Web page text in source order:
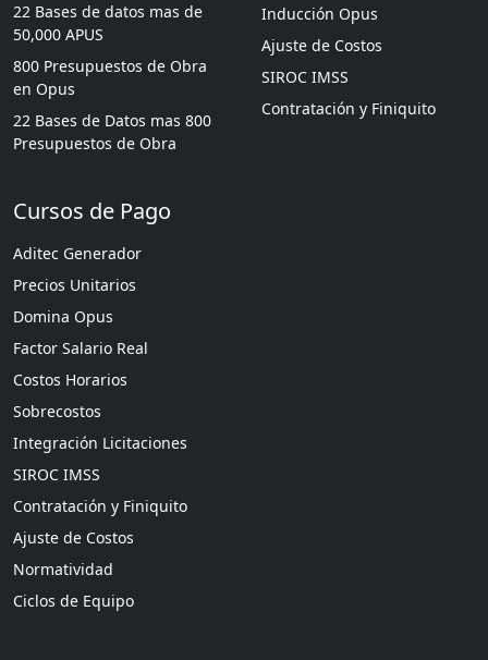
22 Bases de datos mas de
50,000 APUS
800 Presupuestos de Obra
en Opus
22 Bases de Datos mas 800
Presupuestos de Obra
Inducción Opus
Ajuste de Costos
SIROC IMSS
Contratación y Finiquito
Cursos de Pago
Aditec Generador
Precios Unitarios
Domina Opus
Factor Salario Real
Costos Horarios
Sobrecostos
Integración Licitaciones
SIROC IMSS
Contratación y Finiquito
Ajuste de Costos
Normatividad
Ciclos de Equipo